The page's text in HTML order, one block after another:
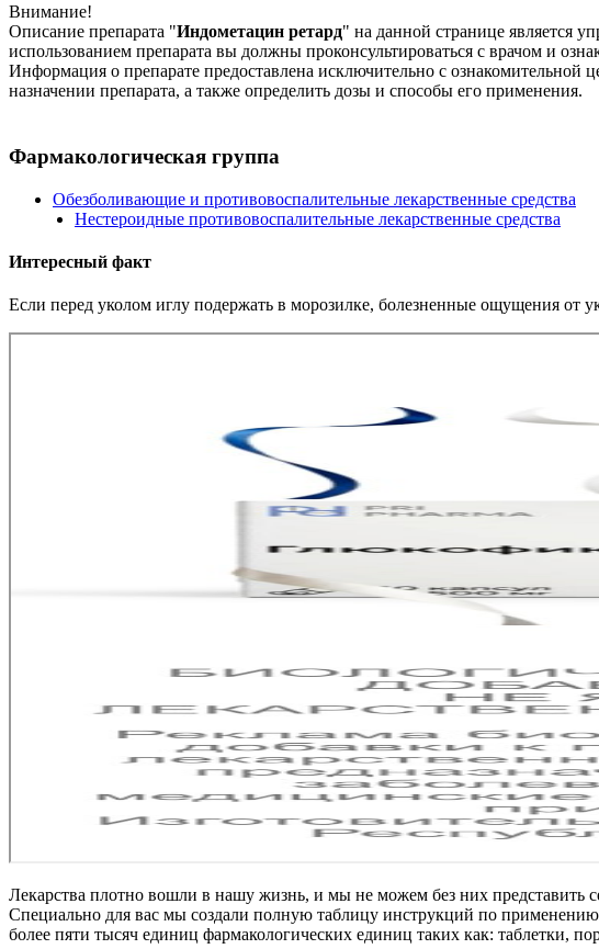
Внимание!
Описание препарата "Индометацин ретард" на данной странице является
использованием препарата вы должны проконсультироваться с врачом и
Информация о препарате предоставлена исключительно с
назначении препарата, а также определить дозы и способы его применения.
Фармакологическая группа
Обезболивающие и противовоспалительные лекарственные средства
Нестероидные противовоспалительные лекарственные средства
Интересный факт
Если перед уколом иглу подержать в морозилке, болезненные ощущения от
Лекарства плотно вошли в нашу жизнь, и мы не можем без них представить
Специально для вас мы создали полную таблицу инструкций по
более пяти тысяч единиц фармакологических единиц таких как: таблетки,